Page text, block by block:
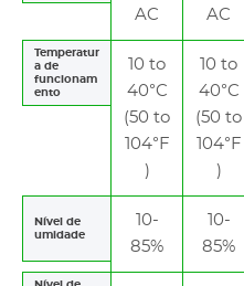
AC
AC
Temperatur
a de
funcionam
ento
10 to
40°C
(50 to
104°F
)
10 to
40°C
(50 to
104°F
)
Nível de
umidade
10-
85%
10-
85%